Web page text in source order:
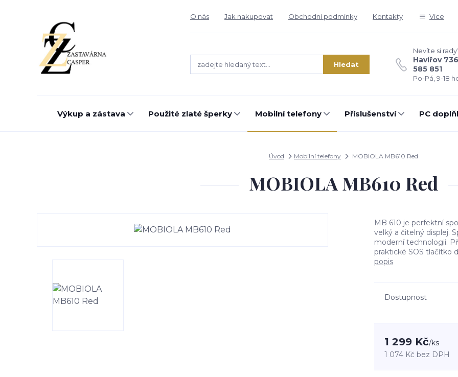
O nás Jak nakupovat Obchodní podmínky Kontakty Více
Hledat
Nevíte si
Havířov
585 851
Po-Pá, 9-18
Výkup a zástava Použité zlaté šperky Mobilní telefony Příslušenství PC
Úvod Mobilní telefony MOBIOLA MB610 Red
MOBIOLA MB610 Red
MB 610 je perfektní
velký a čitelný displej.
moderní technologii.
praktické SOS tlačítko
popis
Dostupnost
1 299 Kč/ks
1 074 Kč bez DPH